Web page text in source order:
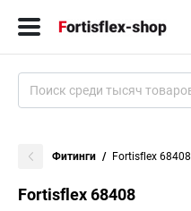
Фитинги Fortisflex 68408
Fortisflex 68408